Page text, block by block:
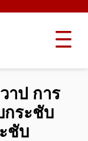
าป การ
กระชับ
ชับ